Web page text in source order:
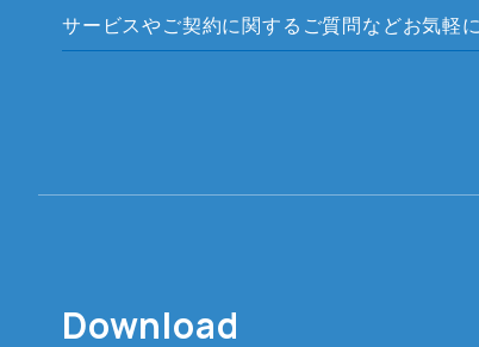
サービスやご契約に関するご質問などお気軽
Download